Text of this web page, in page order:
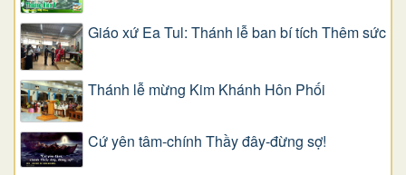
Giáo xứ Ea Tul: Thánh lễ ban bí tích Thêm sức
Thánh lễ mừng Kim Khánh Hôn Phối
Cứ yên tâm-chính Thầy đây-đừng sợ!